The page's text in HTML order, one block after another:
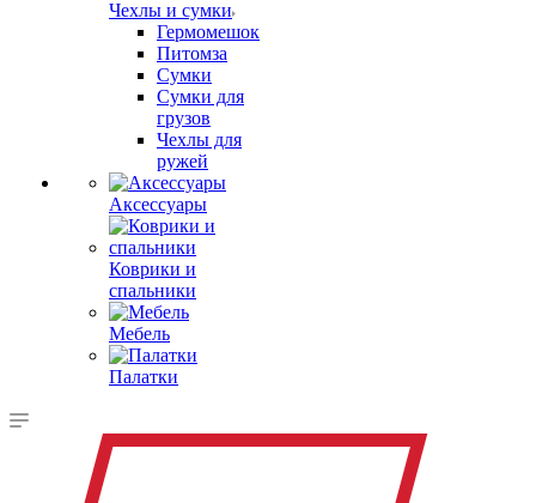
Чехлы и сумки
Гермомешок
Питомза
Сумки
Сумки для
грузов
Чехлы для
ружей
Аксессуары
Коврики и
спальники
Мебель
Палатки